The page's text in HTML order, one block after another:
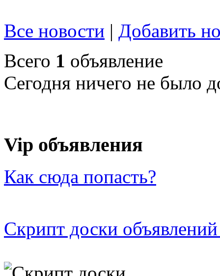
Все новости | Добавить
Всего 1 объявление
Сегодня ничего не было
Vip объявления
Как сюда попасть?
Скрипт доски